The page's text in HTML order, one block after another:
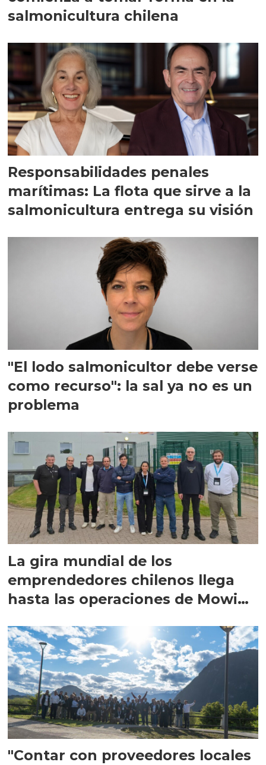
salmonicultura chilena
Responsabilidades penales
marítimas: La flota que sirve a la
salmonicultura entrega su visión
"El lodo salmonicultor debe verse
como recurso": la sal ya no es un
problema
La gira mundial de los
emprendedores chilenos llega
hasta las operaciones de Mowi
"Contar con proveedores locales